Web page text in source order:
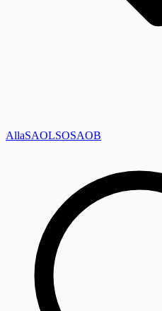
AllaSAOLSOSAOB